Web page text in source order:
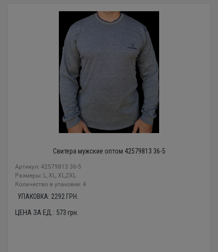
Свитера мужские оптом 42579813 36-5
Артикул: 42579813 36-5
Размеры: L, XL, XL,2XL
Количество в упаковке: 4
УПАКОВКА: 2292 ГРН.
ЦЕНА ЗА ЕД.: 573 грн.